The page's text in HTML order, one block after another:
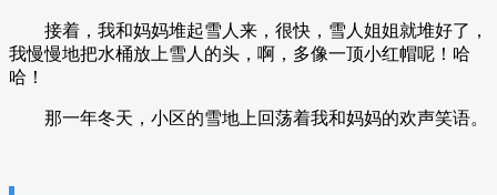
接着，我和妈妈堆起雪人来，很快，雪人姐姐就堆好了，
我慢慢地把水桶放上雪人的头，啊，多像一顶小红帽呢！哈
哈！
那一年冬天，小区的雪地上回荡着我和妈妈的欢声笑语。